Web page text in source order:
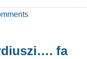
fa